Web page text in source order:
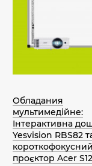
Обладания
мультимедійне:
Інтерактивна
Yesvision RBS82
короткофокусний
проєктор Acer